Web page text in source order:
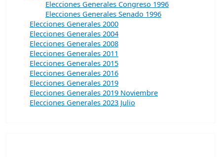
Elecciones Generales Congreso 1996
Elecciones Generales Senado 1996
Elecciones Generales 2000
Elecciones Generales 2004
Elecciones Generales 2008
Elecciones Generales 2011
Elecciones Generales 2015
Elecciones Generales 2016
Elecciones Generales 2019
Elecciones Generales 2019 Noviembre
Elecciones Generales 2023 Julio